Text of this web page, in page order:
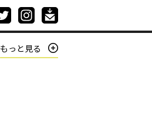
もっと見る